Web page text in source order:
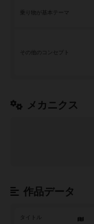
乗り物が基本テーマ
その他のコンセプト
メカニクス
作品データ
タイトル